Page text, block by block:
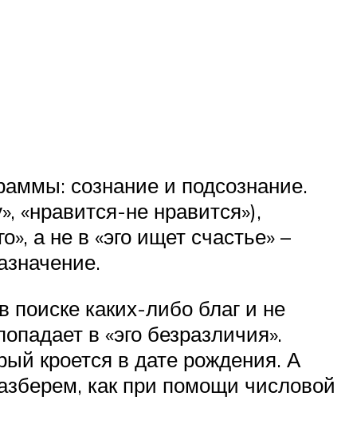
сознание и подсознание.
«нравится-не нравится»),
а не в «эго ищет счастье» –
каких-либо благ и не
в «эго безразличия».
кроется в дате рождения. А
как при помощи числовой